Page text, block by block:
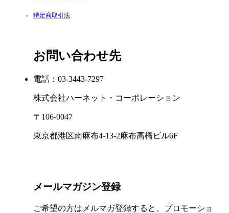
特定商取引法
お問い合わせ先
電話：03-3443-7297
株式会社ハーネット・コーポレーション
〒106-0047
東京都港区南麻布4-13-2麻布高橋ビル6F
メールマガジン登録
ご希望の方はメルマガ登録すると、プロモーショ